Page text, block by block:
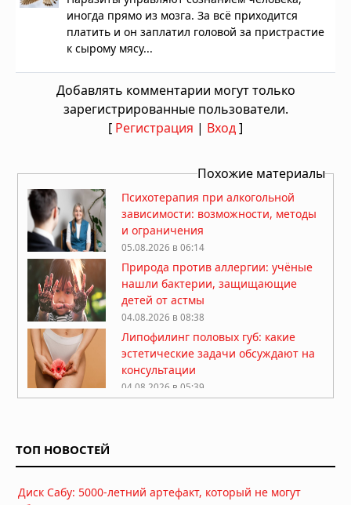
иногда прямо из мозга. За всё приходится
платить и он заплатил головой за пристрастие
к сырому мясу...
Добавлять комментарии могут только
зарегистрированные пользователи.
[ Регистрация | Вход]
Похожие материалы
Психотерапия при алкогольной
зависимости: возможности, методы
и ограничения
05.08.2026 в 06:14
Природа против аллергии: учёные
нашли бактерии, защищающие
детей от астмы
04.08.2026 в 08:38
Липофилинг половых губ: какие
эстетические задачи обсуждают на
консультации
04.08.2026 в 05:39
Как перенести стоимость флешки
КТ/МРТ на пациента и поднять чек?
ТОП НОВОСТЕЙ
Диск Сабу: 5000-летний артефакт, который не могут